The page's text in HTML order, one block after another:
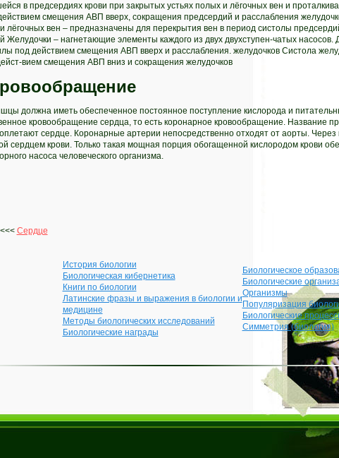
в предсердиях крови при закрытых устьях полых и лёгочных вен и
смещения АВП вверх, сокращения предсердий и расслабления
лёгочных вен – предназначены для перекрытия вен в период систолы
– нагнетающие элементы каждого из двух двухступен-чатых насосов.
под действием смещения АВП вверх и расслабления. желудочков Систола
вием смещения АВП вниз и сокращения желудочков
должна иметь обеспеченное постоянное поступление кислорода и
кровообращение сердца, то есть коронарное кровообращение. Название
сердце. Коронарные артерии непосредственно отходят от аорты. Через
сердцем крови. Только такая мощная порция обогащенной кислородом крови
насоса человеческого организма.
<<< Сердце
История биологии
Биологическая кибернетика
Книги по биологии
Латинские фразы и выражения в биологии и
медицине
Методы биологических исследований
Биологические награды
Биологическое
Биологические
Организмы
Популяризация
Биологические
Симметрия (биология)